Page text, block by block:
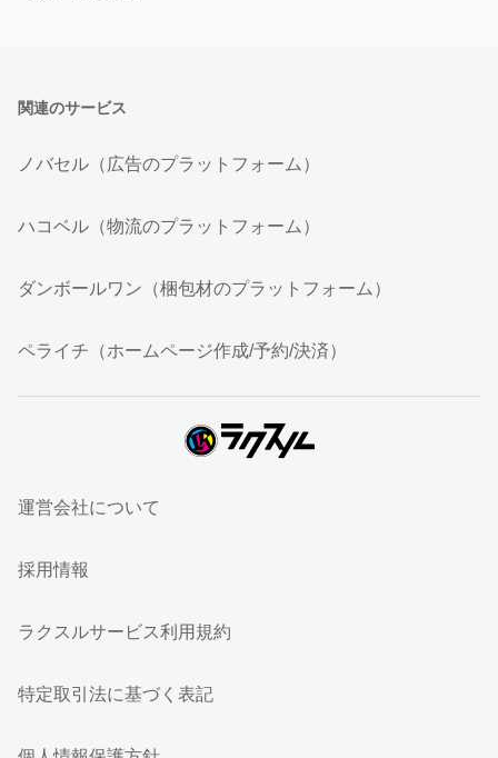
関連のサービス
ノバセル（広告のプラットフォーム）
ハコベル（物流のプラットフォーム）
ダンボールワン（梱包材のプラットフォーム）
ペライチ（ホームページ作成/予約/決済）
運営会社について
採用情報
ラクスルサービス利用規約
特定取引法に基づく表記